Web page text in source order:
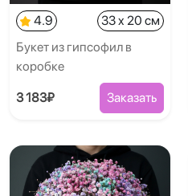
4.9
33 x 20 см
Букет из гипсофил в
коробке
3 183₽ Заказать